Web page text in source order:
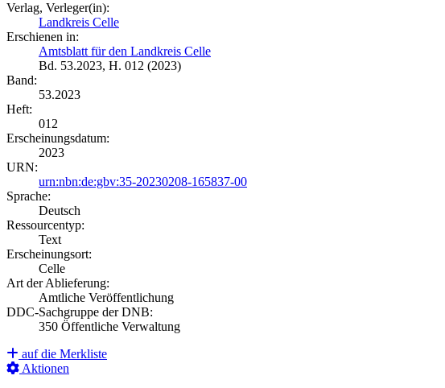
Verlag, Verleger(in):
Landkreis Celle
Erschienen in:
Amtsblatt für den Landkreis Celle
Bd. 53.2023, H. 012 (2023)
Band:
53.2023
Heft:
012
Erscheinungsdatum:
2023
URN:
urn:nbn:de:gbv:35-20230208-165837-00
Sprache:
Deutsch
Ressourcentyp:
Text
Erscheinungsort:
Celle
Art der Ablieferung:
Amtliche Veröffentlichung
DDC-Sachgruppe der DNB:
350 Öffentliche Verwaltung
auf die Merkliste
Aktionen